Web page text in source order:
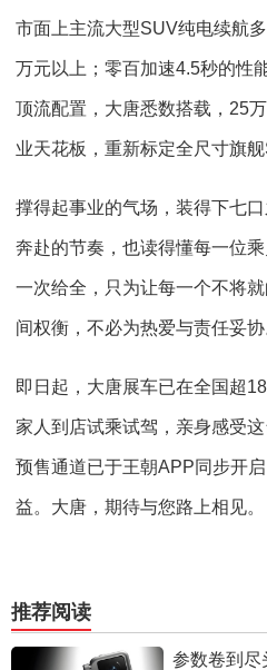
市面上主流大型SUV纯电续航
万元以上；零百加速4.5秒的性
顶流配置，大唐悉数搭载，25
业天花板，重新标定全尺寸旗舰
撑得起事业的气场，装得下七
奔赴的节奏，也读得懂每一位
一次给全，只为让每一个不将
间权衡，不必为热爱与责任妥协
即日起，大唐展车已在全国超
家人到店试乘试驾，亲身感受
预售通道已于王朝APP同步开
益。大唐，期待与您路上相见。
推荐阅读
参数卷到尽